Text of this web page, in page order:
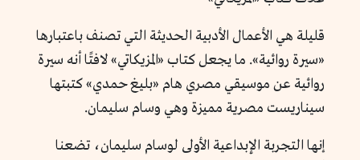
قليلة هي الأعمال الأدبية الحديثة التي تصنف باعتبارها
«سيرة روائية». ما يجعل كتاب «المزيكاتي» لافتًا أنه سيرة
روائية عن موسيقي مصري هام «بليغ حمدي» كتبتها
سيناريست مصرية مميزة وهي وسام سليمان.
إنها التجربة الإبداعية الأولى لوسام سليمان، تضعنا